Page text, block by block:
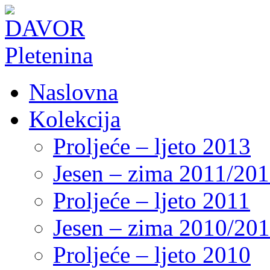
Naslovna
Kolekcija
Proljeće – ljeto 2013
Jesen – zima 2011/
Proljeće – ljeto 2011
Jesen – zima 2010/
Proljeće – ljeto 2010